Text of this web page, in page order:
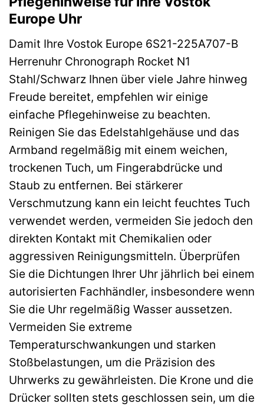
Europe Uhr
Damit Ihre Vostok Europe 6S21-225A707-B
Herrenuhr Chronograph Rocket N1
Stahl/Schwarz Ihnen über viele Jahre hinweg
Freude bereitet, empfehlen wir einige
einfache Pflegehinweise zu beachten.
Reinigen Sie das Edelstahlgehäuse und das
Armband regelmäßig mit einem weichen,
trockenen Tuch, um Fingerabdrücke und
Staub zu entfernen. Bei stärkerer
Verschmutzung kann ein leicht feuchtes Tuch
verwendet werden, vermeiden Sie jedoch den
direkten Kontakt mit Chemikalien oder
aggressiven Reinigungsmitteln. Überprüfen
Sie die Dichtungen Ihrer Uhr jährlich bei einem
autorisierten Fachhändler, insbesondere wenn
Sie die Uhr regelmäßig Wasser aussetzen.
Vermeiden Sie extreme
Temperaturschwankungen und starken
Stoßbelastungen, um die Präzision des
Uhrwerks zu gewährleisten. Die Krone und die
Drücker sollten stets geschlossen sein, um die